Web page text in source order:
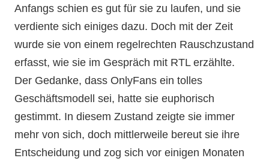
Anfangs schien es gut für sie zu laufen, und sie
verdiente sich einiges dazu. Doch mit der Zeit
wurde sie von einem regelrechten Rauschzustand
erfasst, wie sie im Gespräch mit RTL erzählte.
Der Gedanke, dass OnlyFans ein tolles
Geschäftsmodell sei, hatte sie euphorisch
gestimmt. In diesem Zustand zeigte sie immer
mehr von sich, doch mittlerweile bereut sie ihre
Entscheidung und zog sich vor einigen Monaten